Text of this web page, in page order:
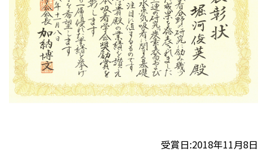
受賞日:2018年11月8日